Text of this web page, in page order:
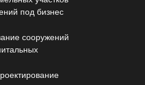
под бизнес
сооружений